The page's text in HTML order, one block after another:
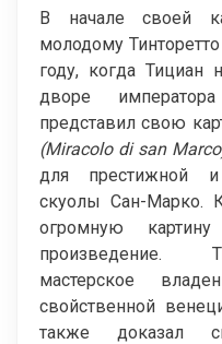
В начале своей
молодому
году, когда Тициан
дворе
представил свою
(Miracolo di san
для престижной и
скуолы Сан-Марко.
огромную
произведение.
мастерское
свойственной
также доказал